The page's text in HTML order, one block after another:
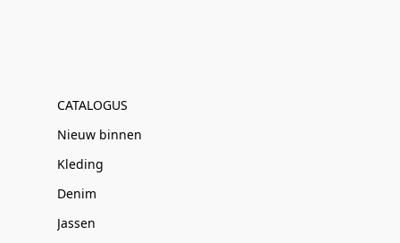
CATALOGUS
Nieuw binnen
Kleding
Denim
Jassen